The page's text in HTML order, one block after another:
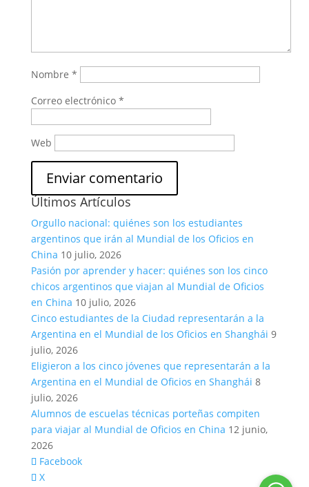
Nombre *
Correo electrónico *
Web
Últimos Artículos
Orgullo nacional: quiénes son los estudiantes
argentinos que irán al Mundial de los Oficios en
China 10 julio, 2026
Pasión por aprender y hacer: quiénes son los cinco
chicos argentinos que viajan al Mundial de Oficios
en China 10 julio, 2026
Cinco estudiantes de la Ciudad representarán a la
Argentina en el Mundial de los Oficios en Shanghái 9
julio, 2026
Eligieron a los cinco jóvenes que representarán a la
Argentina en el Mundial de Oficios en Shanghái 8
julio, 2026
Alumnos de escuelas técnicas porteñas compiten
para viajar al Mundial de Oficios en China 12 junio,
2026
Facebook
X